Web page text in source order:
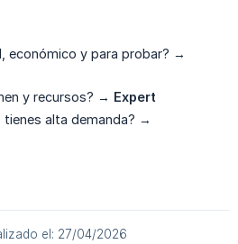
económico y para probar? →
y recursos? → Expert
tienes alta demanda? →
el: 27/04/2026